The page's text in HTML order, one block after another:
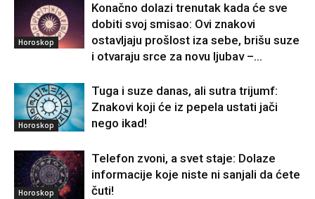
Horoskop
Konačno dolazi trenutak kada će sve
dobiti svoj smisao: Ovi znakovi
ostavljaju prošlost iza sebe, brišu suze
i otvaraju srce za novu ljubav –...
Horoskop
Tuga i suze danas, ali sutra trijumf:
Znakovi koji će iz pepela ustati jači
nego ikad!
Horoskop
Telefon zvoni, a svet staje: Dolaze
informacije koje niste ni sanjali da ćete
čuti!